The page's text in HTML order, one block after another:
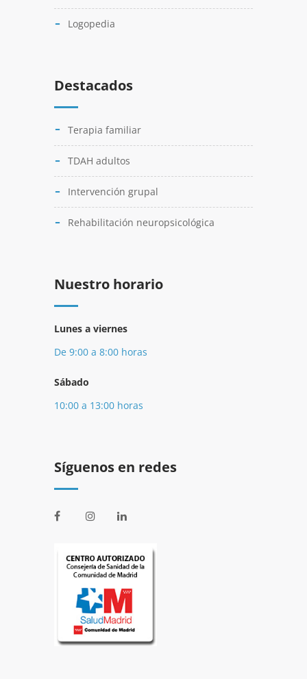
Logopedia
Destacados
Terapia familiar
TDAH adultos
Intervención grupal
Rehabilitación neuropsicológica
Nuestro horario
Lunes a viernes
De 9:00 a 8:00 horas
Sábado
10:00 a 13:00 horas
Síguenos en redes